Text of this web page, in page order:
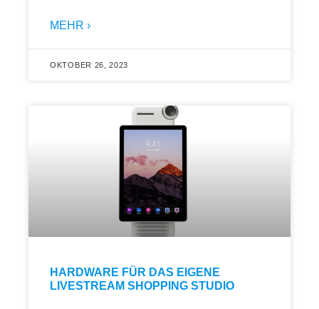
MEHR ›
OKTOBER 26, 2023
HARDWARE FÜR DAS EIGENE
LIVESTREAM SHOPPING STUDIO